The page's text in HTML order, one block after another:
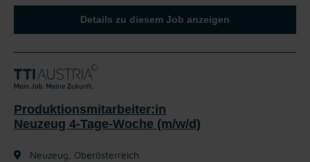
Details zu diesem Job anzeigen
Produktionsmitarbeiter:in
Neuzeug 4-Tage-Woche (m/w/d)
Neuzeug, Oberösterreich